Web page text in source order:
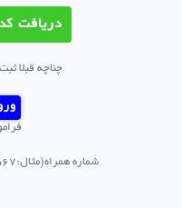
دریافت کد
چناچه قبلا ثبت
ورود